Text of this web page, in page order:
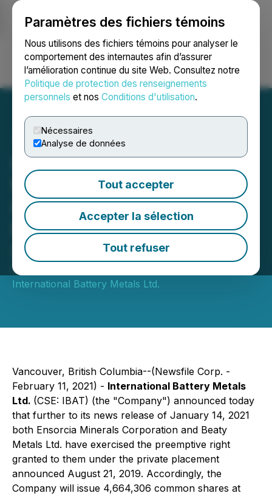
Paramètres des fichiers témoins
Nous utilisons des fichiers témoins pour analyser le
comportement des internautes afin d’assurer
l’amélioration continue du site Web. Consultez notre
Politique de protection des renseignements
personnels et nos Conditions d'utilisation.
Nécessaires
Analyse de données
Tout accepter
Accepter la sélection
Tout refuser
Ouvrir une session Recherche English
International Battery
Metals Ltd. Announces
Preemptive Rights Fully
Exercised for Proceeds of
$1,422,613
February 11, 2021 11:36 AM EST | Source:
International Battery Metals Ltd.
Vancouver, British Columbia--(Newsfile Corp. -
February 11, 2021) - International Battery Metals
Ltd. (CSE: IBAT) (the "Company") announced today
that further to its news release of January 14, 2021
both Ensorcia Minerals Corporation and Beaty
Metals Ltd. have exercised the preemptive right
granted to them under the private placement
announced August 21, 2019. Accordingly, the
Company will issue 4,664,306 common shares at